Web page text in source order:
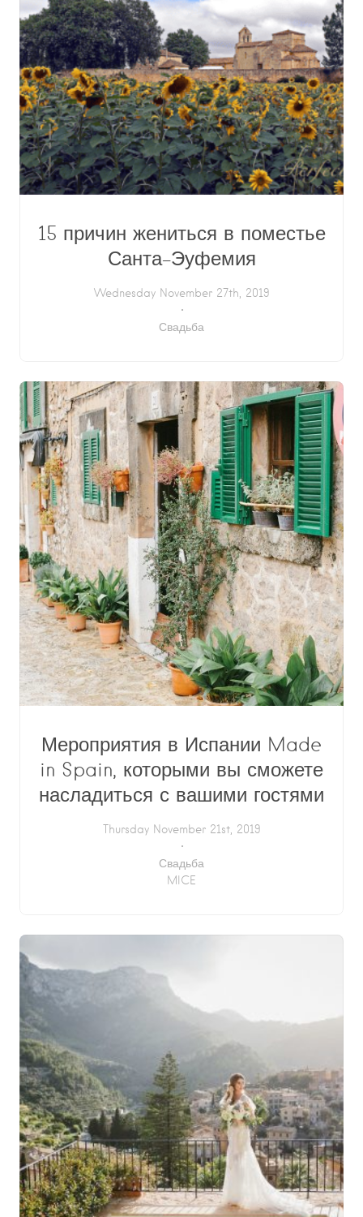
15 причин жениться в поместье
Санта-Эуфемия
Wednesday November 27th, 2019
Свадьба
Мероприятия в Испании Made
in Spain, которыми вы сможете
насладиться с вашими гостями
Thursday November 21st, 2019
Свадьба
MICE